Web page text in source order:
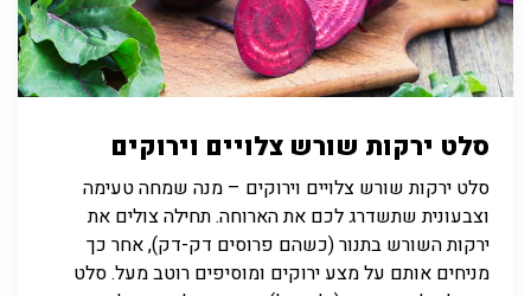
סלט ירקות שורש צלויים וירוקים
סלט ירקות שורש צלויים וירוקים – מנה שמחה טעימה
וצבעונית שתשדרג לכם את הארוחה. תחילה צולים את
ירקות השורש בתנור (כשהם פרוסים דק-דק), אחר כך
מניחים אותם על מצע ירוקים ומוסיפים רוטב מעל. סלט